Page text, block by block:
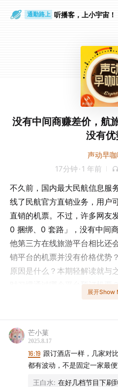
通勤路上 听播客，上小宇宙！
没有中间商赚差价，航
没有优
声动早
17分钟 · 1 年前
不久前，国内最大民航信息
线了民航官方直销业务，用户
直销的机票。不过，许多网友
0 捆绑、0 套路」，没有中间
他第三方在线旅游平台相比还
销平台的机票并没有价格优势
原因是什么？本期轻解读就与
时习惯通过哪个平台预订机票
本期还有关于电影票房、京东
，欢迎收听！
展开Show
芒小菓
2025.8.17
16:19 跟订酒店一样，几家对
都有波动，不是固定一家最
王白水: 在好几档节目下刷